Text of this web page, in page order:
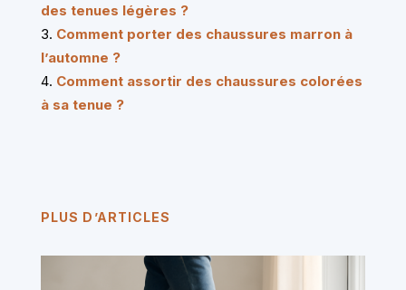
des tenues légères ?
Comment porter des chaussures marron à
l’automne ?
Comment assortir des chaussures colorées
à sa tenue ?
PLUS D’ARTICLES